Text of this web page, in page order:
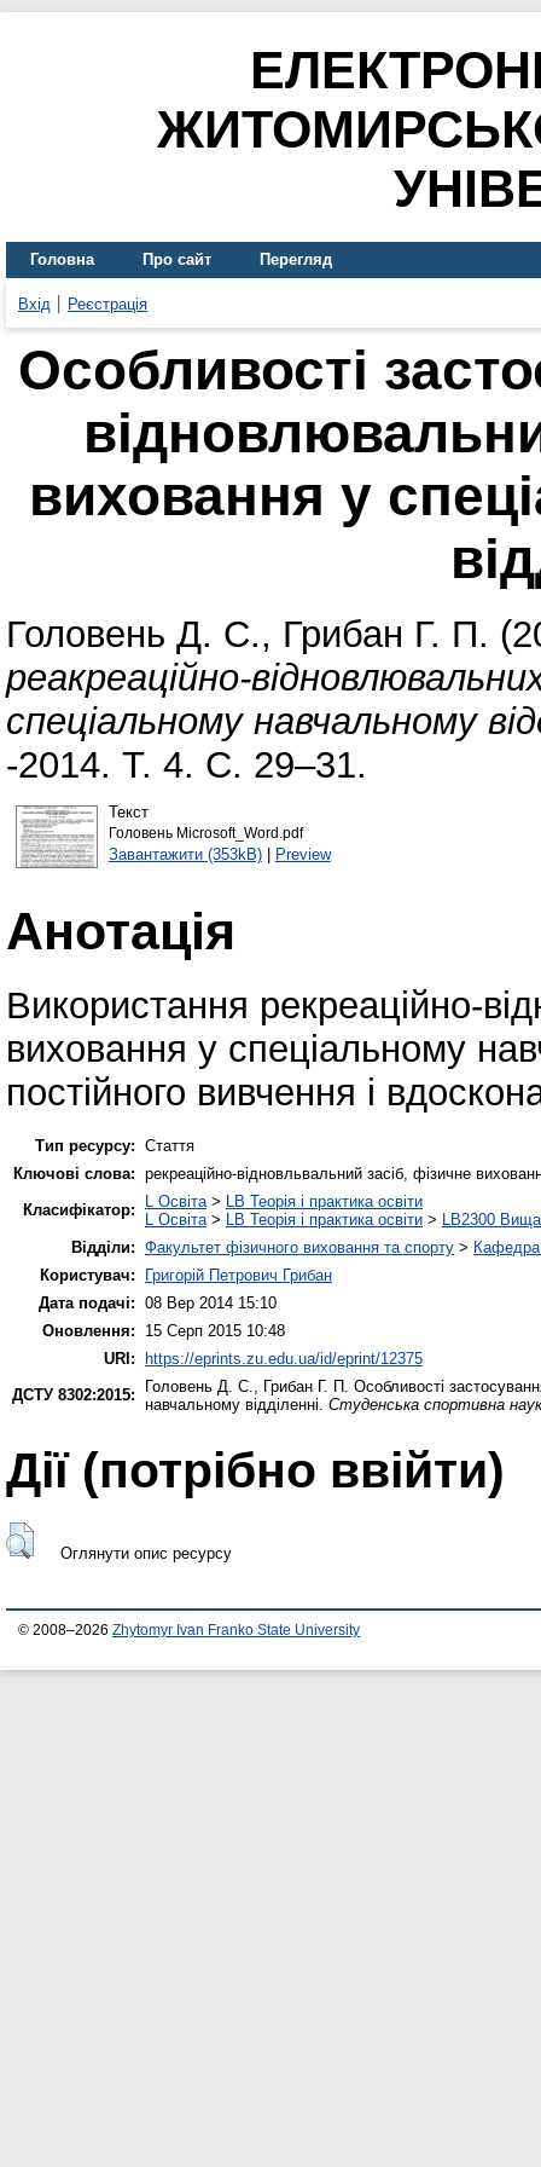
Головна Про сайт Перегляд
Вхід Реєстрація
Особливості
виховання у
Головень Д. С., Грибан Г. П.
реакреаційно-
спеціальному навчальному
-2014. Т. 4. С. 29–31.
Текст
Головень Microsoft_Word.pdf
Завантажити (353kB)| Preview
Анотація
Використання рекреаційно-
виховання у спеціальному
постійного вивчення і
Тип ресурсу: Стаття
Ключові слова: рекреаційно-відновльвальний засіб, фізичне
Класифікатор:
L Освіта > LB Теорія і практика освіти
L Освіта > LB Теорія і практика освіти > LB2300 Вища
Відділи: Факультет фізичного виховання та спорту > Кафедра
Користувач:
Григорій Петрович Грибан
Дата подачі: 08 Вер 2014 15:10
Оновлення:
15 Серп 2015 10:48
URI: https://eprints.zu.edu.ua/id/eprint/12375
ДСТУ 8302:2015:
Головень Д. С. Грибан Г. П. Особливості
навчальному відділенні. Студенська спортивна
Дії ​​(потрібно ввійти)
Оглянути опис ресурсу
© 2008–2026 Zhytomyr Ivan Franko State University